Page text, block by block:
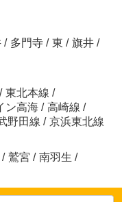
/ 多門寺 / 東 / 旗井 /
/ 東北本線 /
ン高海 / 高崎線 /
野田線 / 京浜東北線
/ 鷲宮 / 南羽生 /